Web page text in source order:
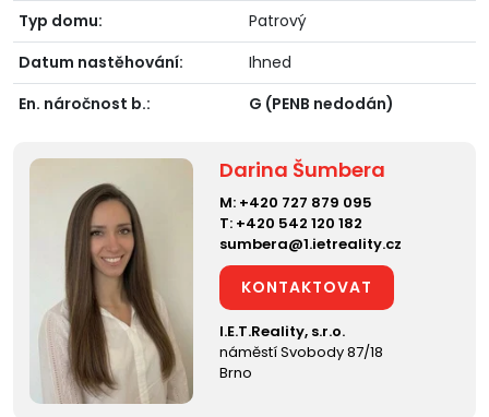
Typ domu:
Patrový
Datum nastěhování:
Ihned
En. náročnost b.:
G (PENB nedodán)
Darina Šumbera
M: +420 727 879 095
T: +420 542 120 182
sumbera@1.ietreality.cz
KONTAKTOVAT
I.E.T.Reality, s.r.o.
náměstí Svobody 87/18
Brno